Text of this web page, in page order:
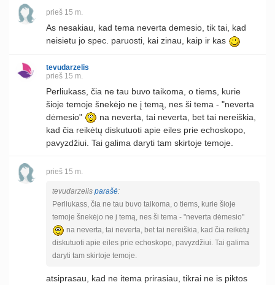
prieš 15 m.
As nesakiau, kad tema neverta demesio, tik tai, kad
neisietu jo spec. paruosti, kai zinau, kaip ir kas
tevudarzelis
prieš 15 m.
Perliukass, čia ne tau buvo taikoma, o tiems, kurie
šioje temoje šnekėjo ne į temą, nes ši tema - "neverta
dėmesio"
na neverta, tai neverta, bet tai nereiškia,
kad čia reikėtų diskutuoti apie eiles prie echoskopo,
pavyzdžiui. Tai galima daryti tam skirtoje temoje.
prieš 15 m.
tevudarzelis parašė:
Perliukass, čia ne tau buvo taikoma, o tiems, kurie šioje
temoje šnekėjo ne į temą, nes ši tema - "neverta dėmesio"
na neverta, tai neverta, bet tai nereiškia, kad čia reikėtų
diskutuoti apie eiles prie echoskopo, pavyzdžiui. Tai galima
daryti tam skirtoje temoje.
atsiprasau, kad ne itema prirasiau, tikrai ne is piktos